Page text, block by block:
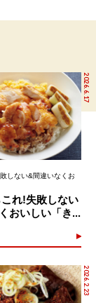
2026.6.17
しない&間違いなくお
これ!失敗しない
おいしい「き...
2026.2.23